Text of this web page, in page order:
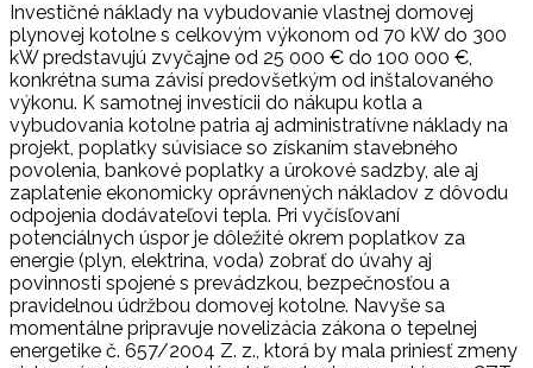
Investičné náklady na vybudovanie vlastnej domovej
plynovej kotolne s celkovým výkonom od 70 kW do 300
kW predstavujú zvyčajne od 25 000 € do 100 000 €,
konkrétna suma závisí predovšetkým od inštalovaného
výkonu. K samotnej investícii do nákupu kotla a
vybudovania kotolne patria aj administratívne náklady na
projekt, poplatky súvisiace so získaním stavebného
povolenia, bankové poplatky a úrokové sadzby, ale aj
zaplatenie ekonomicky oprávnených nákladov z dôvodu
odpojenia dodávateľovi tepla. Pri vyčísľovaní
potenciálnych úspor je dôležité okrem poplatkov za
energie (plyn, elektrina, voda) zobrať do úvahy aj
povinnosti spojené s prevádzkou, bezpečnosťou a
pravidelnou údržbou domovej kotolne. Navyše sa
momentálne pripravuje novelizácia zákona o tepelnej
energetike č. 657/2004 Z. z., ktorá by mala priniesť zmeny